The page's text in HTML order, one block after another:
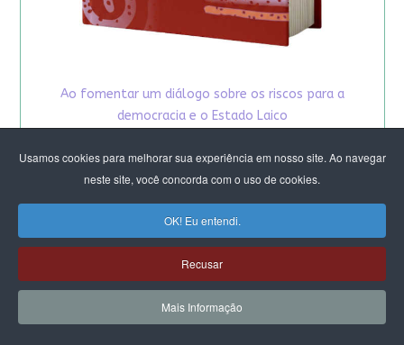
Usamos cookies para melhorar sua experiência em nosso site. Ao navegar
neste site, você concorda com o uso de cookies.
OK! Eu entendi.
Recusar
Mais Informação
Ao fomentar um diálogo sobre os riscos para a
democracia e o Estado Laico
o CFEMEA, convidou ativistas e estudiosas do tema
para propor reflexões
e possíveis brechas para atuação coletiva, visto
que o debate da laicidade
está intrinsecamente ligado à autonomia sexual
das mulheres e tudo o que se refere aos direitos
reprodutivos.
CLIQUE E BAIXE O E-BOOK